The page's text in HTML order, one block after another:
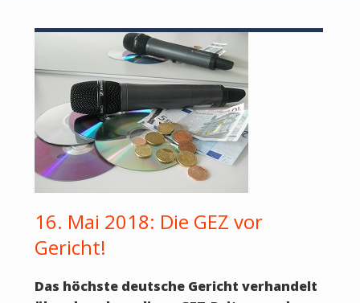
16. Mai 2018: Die GEZ vor
Gericht!
Das höchste deutsche Gericht verhandelt